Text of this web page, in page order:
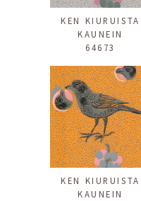
KEN KIURUISTA
KAUNEIN
64673
KEN KIURUISTA
KAUNEIN